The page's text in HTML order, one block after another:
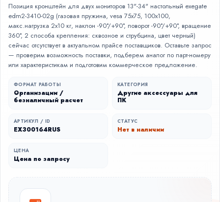
Позиция кронштейн для двух мониторов 13"-34" настольный exegate
edm2-3410-02g (газовая пружина, vesa 75x75, 100x100,
макс.нагрузка 2х10 кг, наклон -90°/+90°, поворот -90°/+90°, вращение
360°, 2 способа крепления: сквозное и струбцина, цвет черный)
сейчас отсутствует в актуальном прайсе поставщиков. Оставьте запрос
— проверим возможность поставки, подберем аналог по парт-номеру
или характеристикам и подготовим коммерческое предложение.
ФОРМАТ РАБОТЫ
Организации /
безналичный расчет
КАТЕГОРИЯ
Другие аксессуары для
ПК
АРТИКУЛ / ID
EX300164RUS
СТАТУС
Нет в наличии
ЦЕНА
Цена по запросу